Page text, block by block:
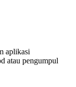
aplikasi
atau pengumpul